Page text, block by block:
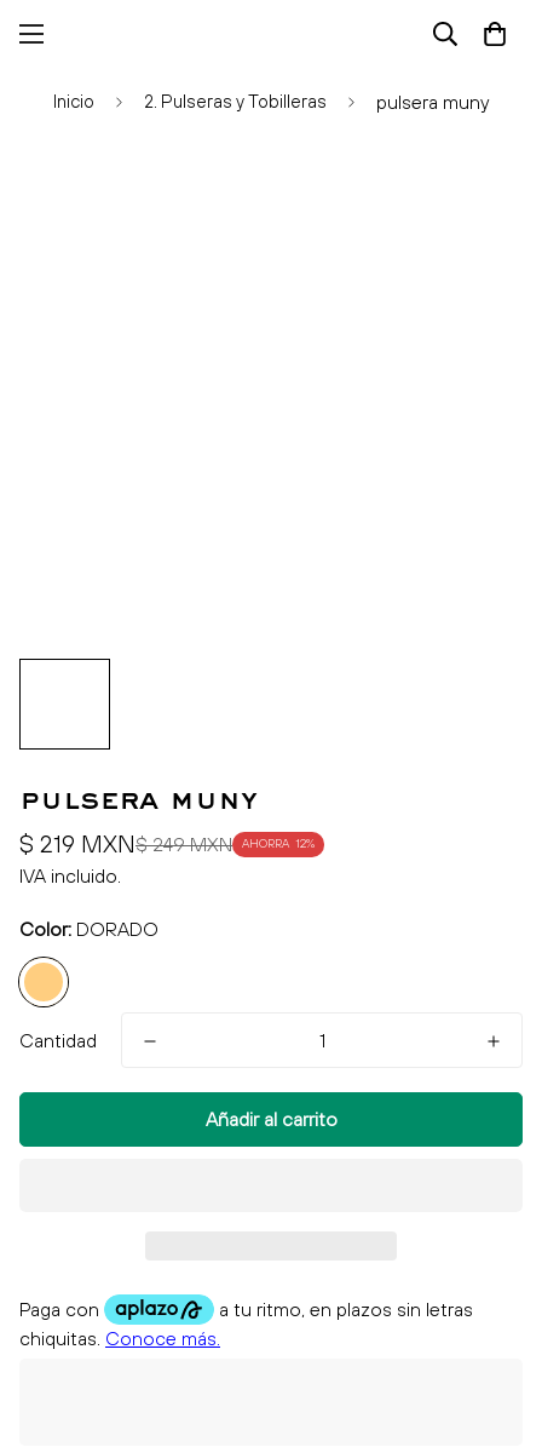
Inicio 2. Pulseras y Tobilleras pulsera muny
pulsera muny
Precio
de
venta
$ 219 MXN
Precio
regular
$ 249 MXN AHORRA 12%
IVA incluido.
Color: DORADO
Cantidad
Añadir al carrito